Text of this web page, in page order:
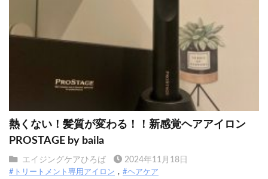
熱くない！髪質が変わる！！新感覚ヘアアイロン
PROSTAGE by baila
エイジングケアひろば 2024年11月18日
#トリートメント専用アイロン #ヘアケア